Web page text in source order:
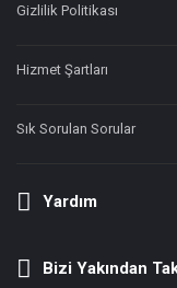
Gizlilik Politikası
Hizmet Şartları
Sık Sorulan Sorular
Yardım
Bizi Yakından